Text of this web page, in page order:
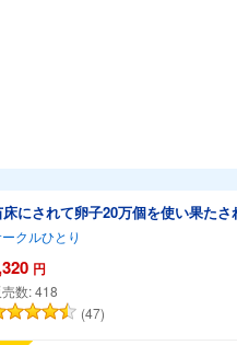
にされて卵子20万個を使い果た
クルひとり
円
数:418
(47)